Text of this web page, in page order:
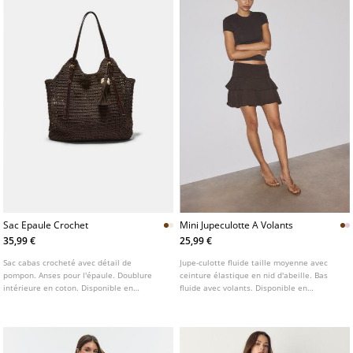
Sac Epaule Crochet
35,99 €
Sac cabas crocheté avec détail de
pompon. Anses pour l'épaule. Doublure
intérieure en coton. Disponible en
Mini Jupeculotte A Volants
25,99 €
Jupe-culotte fluide taille moyenne avec
ceinture élastique en nid d'abeille. Bas
fluide avec volants. Disponible en